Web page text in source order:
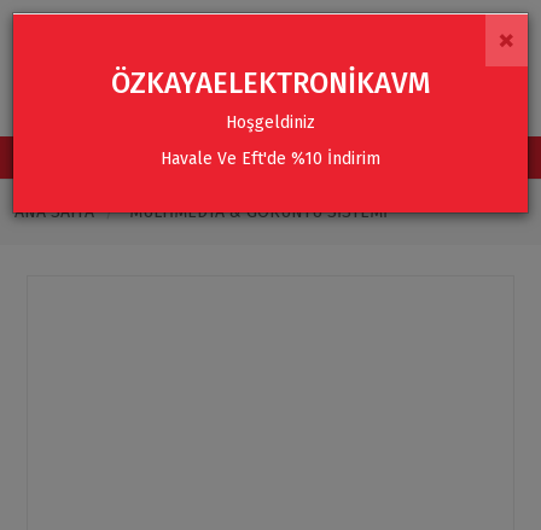
TÜM KATEGORİLER
ANA SAYFA MULTIMEDYA & GÖRÜNTÜ SISTEMI
×
ÖZKAYAELEKTRONİKAVM
Hoşgeldiniz
Havale Ve Eft'de %10 İndirim